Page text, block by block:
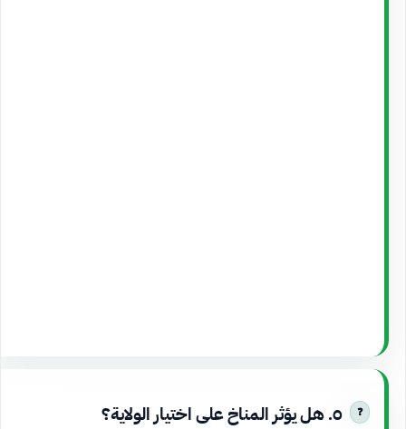
٥. هل يؤثر المناخ على اختيار الولاية؟